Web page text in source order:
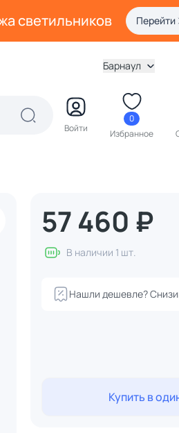
светильников Перейти
Барнаул
Войти
0
Избранное
57 460 ₽
В наличии 1 шт.
Нашли
Купить в